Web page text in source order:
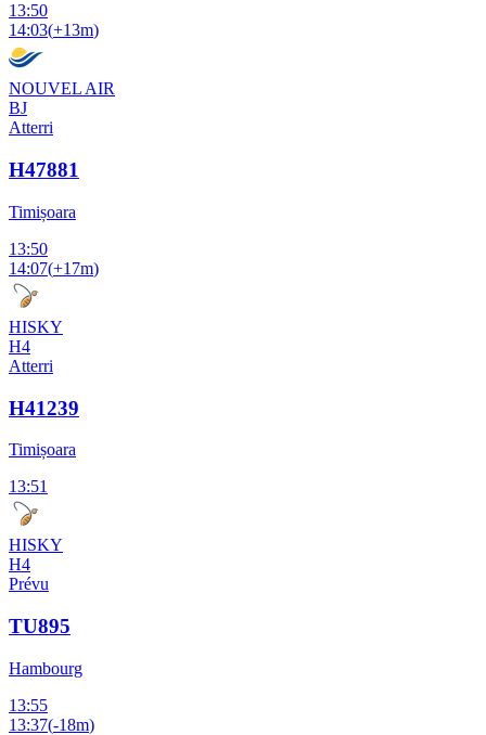
13:50
14:03(+13m)
NOUVEL AIR
BJ
Atterri
H47881
Timișoara
13:50
14:07(+17m)
HISKY
H4
Atterri
H41239
Timișoara
13:51
HISKY
H4
Prévu
TU895
Hambourg
13:55
13:37(-18m)